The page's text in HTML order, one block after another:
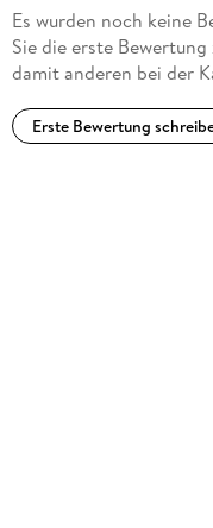
Es wurden noch keine
Sie die erste
damit anderen bei der
Erste Bewertung